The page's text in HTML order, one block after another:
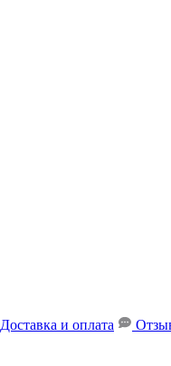
Доставка и оплата